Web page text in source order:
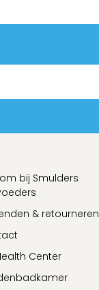
bij Smulders
& retourneren
Center